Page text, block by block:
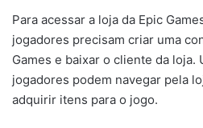
Para acessar a loja da Epic
jogadores precisam criar uma
Games e baixar o cliente da loja.
jogadores podem navegar pela
adquirir itens para o jogo.